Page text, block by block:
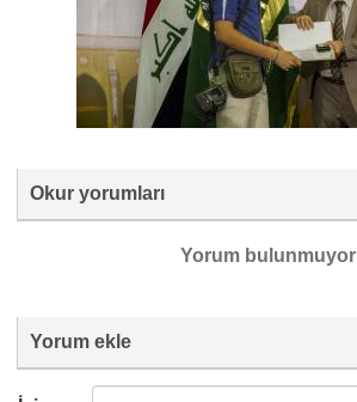
Okur yorumları
Yorum bulunmuyor
Yorum ekle